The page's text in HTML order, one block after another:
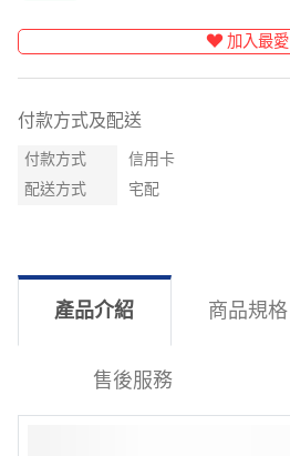
加入最愛
付款方式及配送
付款方式
信用卡
配送方式
宅配
產品介紹 商品規格
售後服務